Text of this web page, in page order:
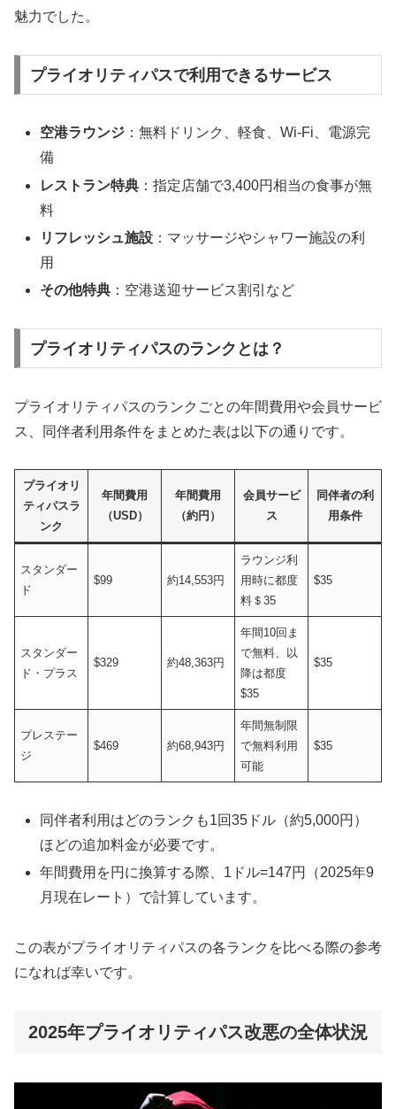
魅力でした。
プライオリティパスで利用できるサービス
空港ラウンジ ：無料ドリンク、軽食、Wi-Fi、電源完
備
レストラン特典 ：指定店舗で3,400円相当の食事が無
料
リフレッシュ施設 ：マッサージやシャワー施設の利
用
その他特典 ：空港送迎サービス割引など
プライオリティパスのランクとは？
プライオリティパスのランクごとの年間費用や会員サービ
ス、同伴者利用条件をまとめた表は以下の通りです。
プライオリ
ティパスラ
ンク
年間費用
（USD）
年間費用
（約円）
会員サービ
ス
同伴者の利
用条件
スタンダー
ド
$99 約14,553円
ラウンジ利
用時に都度
料＄35
$35
スタンダー
ド・プラス
$329 約48,363円
年間10回ま
で無料、以
降は都度
$35
$35
プレステー
ジ
$469 約68,943円
年間無制限
で無料利用
可能
$35
同伴者利用はどのランクも1回35ドル（約5,000円）
ほどの追加料金が必要です。
年間費用を円に換算する際、1ドル=147円（2025年9
月現在レート）で計算しています。
この表がプライオリティパスの各ランクを比べる際の参考
になれば幸いです。
2025年プライオリティパス改悪の全体状況